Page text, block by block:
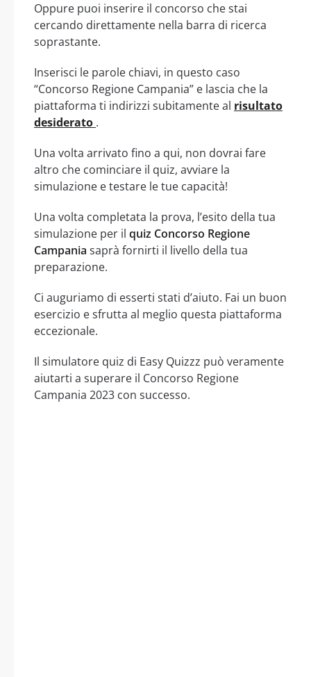
Oppure puoi inserire il concorso che stai
cercando direttamente nella barra di ricerca
soprastante.
Inserisci le parole chiavi, in questo caso
“Concorso Regione Campania” e lascia che la
piattaforma ti indirizzi subitamente al risultato
desiderato .
Una volta arrivato fino a qui, non dovrai fare
altro che cominciare il quiz, avviare la
simulazione e testare le tue capacità!
Una volta completata la prova, l’esito della tua
simulazione per il quiz Concorso Regione
Campania saprà fornirti il livello della tua
preparazione.
Ci auguriamo di esserti stati d’aiuto. Fai un buon
esercizio e sfrutta al meglio questa piattaforma
eccezionale.
Il simulatore quiz di Easy Quizzz può veramente
aiutarti a superare il Concorso Regione
Campania 2023 con successo.